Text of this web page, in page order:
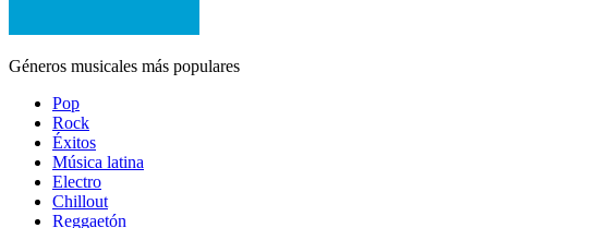
Géneros musicales más populares
Pop
Rock
Éxitos
Música latina
Electro
Chillout
Reggaetón